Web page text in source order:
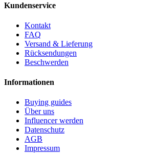
Kundenservice
Kontakt
FAQ
Versand & Lieferung
Rücksendungen
Beschwerden
Informationen
Buying guides
Über uns
Influencer werden
Datenschutz
AGB
Impressum